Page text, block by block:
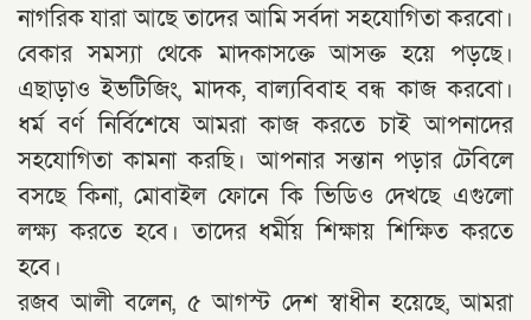
নাগরিক যারা আছে তাদের আমি সর্বদা সহযোগিতা করবো।
বেকার সমস্যা থেকে মাদকাসক্তে আসক্ত হয়ে পড়ছে।
এছাড়াও ইভটিজিং, মাদক, বাল্যবিবাহ বন্ধ কাজ করবো।
ধর্ম বর্ণ নির্বিশেষে আমরা কাজ করতে চাই আপনাদের
সহযোগিতা কামনা করছি। আপনার সন্তান পড়ার টেবিলে
বসছে কিনা, মোবাইল ফোনে কি ভিডিও দেখছে এগুলো
লক্ষ্য করতে হবে। তাদের ধর্মীয় শিক্ষায় শিক্ষিত করতে
হবে।
রজব আলী বলেন, ৫ আগস্ট দেশ স্বাধীন হয়েছে, আমরা